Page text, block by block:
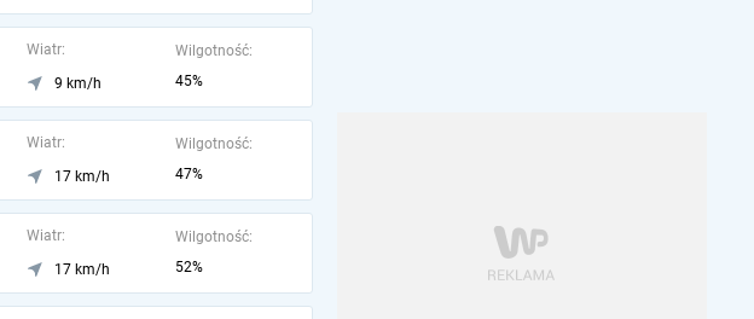
Wiatr:
9 km/h
Wilgotność:
45%
Wiatr:
17 km/h
Wilgotność:
47%
Wiatr:
17 km/h
Wilgotność:
52%